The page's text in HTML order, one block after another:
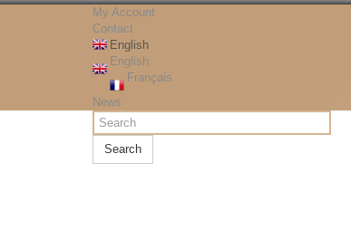
My Account
Contact
English
English
Français
News
Search